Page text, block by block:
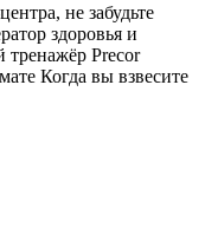
не забудьте
здоровья и
тренажёр Precor
Когда вы взвесите